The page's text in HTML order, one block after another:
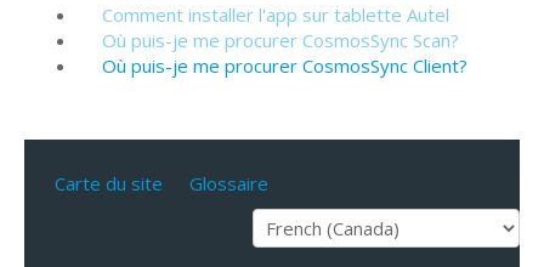
Comment installer l'app sur tablette Autel
Où puis-je me procurer CosmosSync Scan?
Où puis-je me procurer CosmosSync Client?
Carte du site Glossaire